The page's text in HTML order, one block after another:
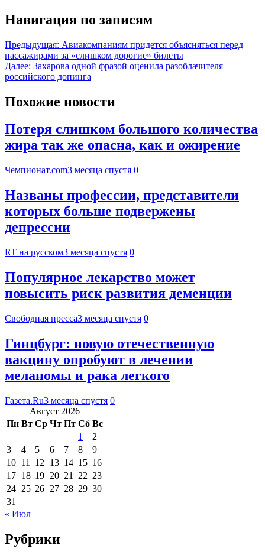
Навигация по записям
Предыдущая: Авиакомпаниям придется объясняться перед
пассажирами за «слишком дорогие» билеты
Далее: Захарова одной фразой оценила разоблачителя
российского допинга
Похожие новости
Потеря слишком большого количества
жира так же опасна, как и ожирение
Чемпионат.com3 месяца спустя 0
Названы профессии, представители
которых больше подвержены
депрессии
RT на русском3 месяца спустя 0
Популярное лекарство может
повысить риск развития деменции
Свободная пресса3 месяца спустя 0
Гинцбург: новую отечественную
вакцину опробуют в лечении
меланомы и рака легкого
Газета.Ru3 месяца спустя 0
Август 2026
Пн Вт Ср Чт Пт Сб Вс
1
2
3
4 5 6 7 8
9
10 11 12 13 14 15 16
17 18 19 20 21 22 23
24 25 26 27 28 29 30
31
« Июл
Рубрики